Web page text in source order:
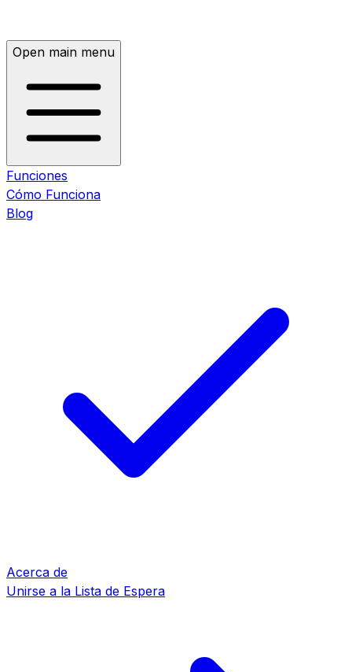
Open main menu
Funciones
Cómo Funciona
Blog
Acerca de
Unirse a la Lista de Espera